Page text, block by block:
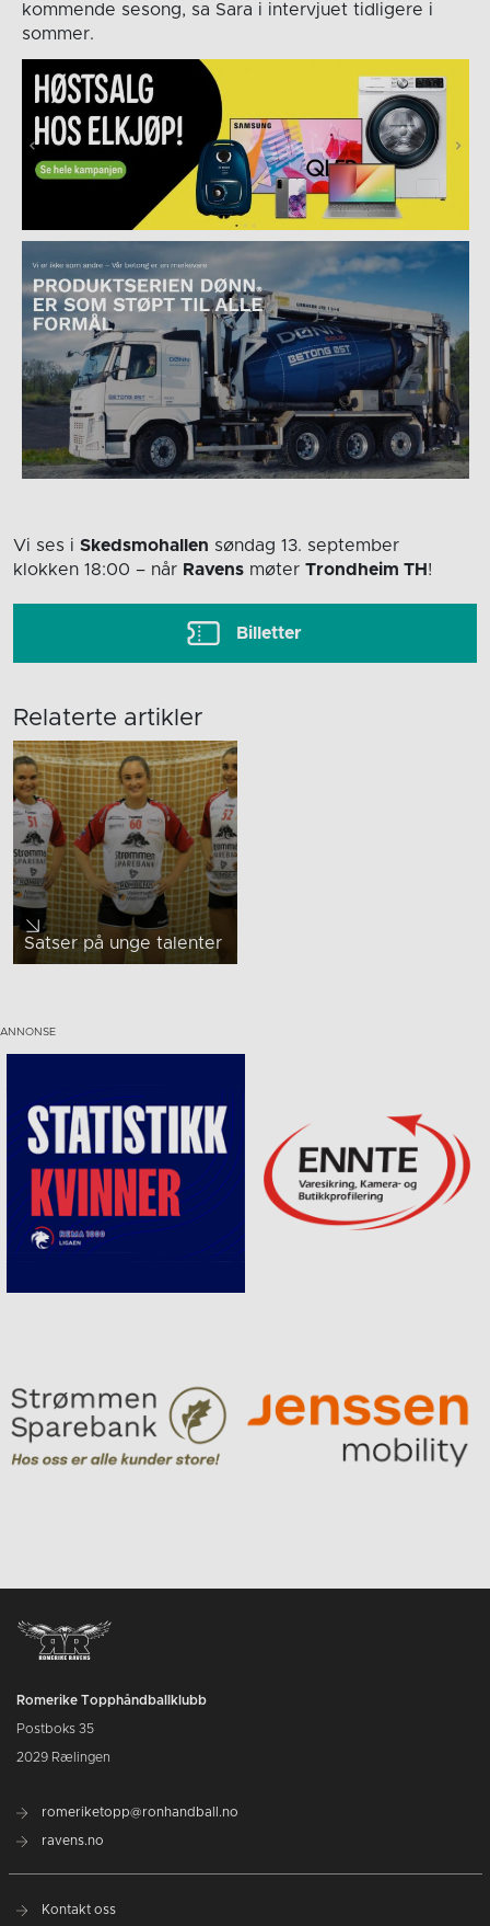
kommende sesong, sa Sara i intervjuet tidligere i
sommer.
Vi ses i Skedsmohallen søndag 13. september
klokken 18:00 – når Ravens møter Trondheim TH !
Billetter
Relaterte artikler
Satser på unge talenter
Romerike Topphåndballklubb
Postboks 35
2029 Rælingen
romeriketopp@ronhandball.no
ravens.no
Kontakt oss